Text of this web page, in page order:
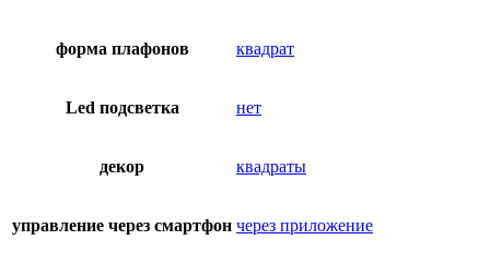
форма плафонов квадрат
Led подсветка нет
декор квадраты
управление через смартфон через приложение